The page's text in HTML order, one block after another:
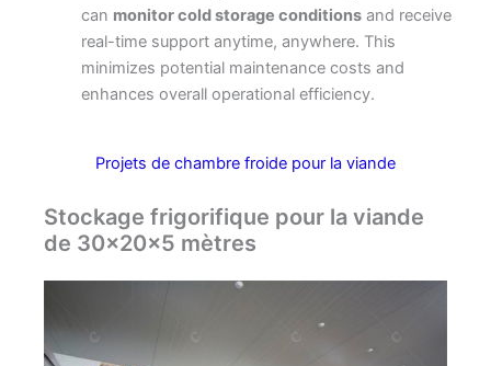
can monitor cold storage conditionsand receive
real-time support anytime, anywhere. This
minimizes potential maintenance costs and
enhances overall operational efficiency.
Projets de chambre froide pour la viande
Stockage frigorifique pour la viande
de 30x20x5 mètres